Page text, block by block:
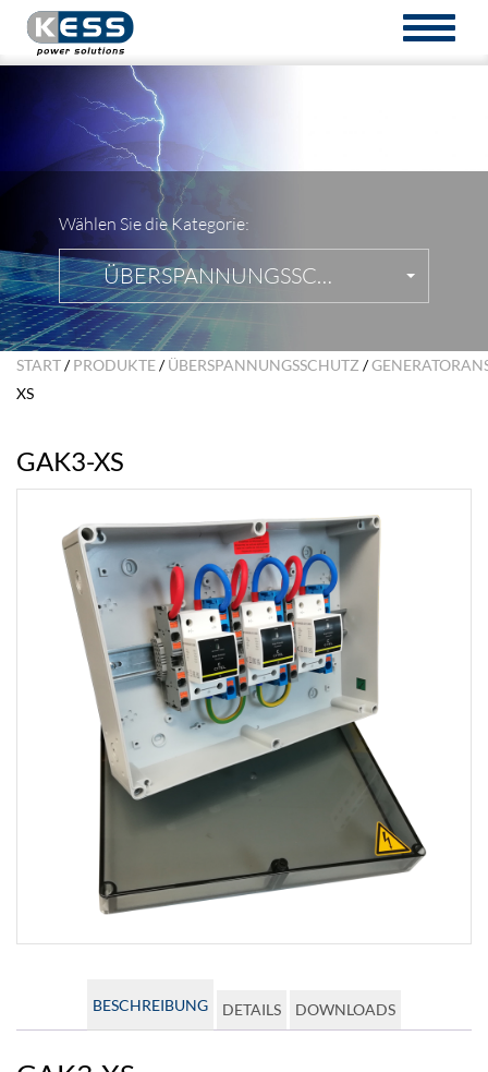
Wählen Sie die Kategorie:
ÜBERSPANNUNGSSCHUTZ
START/PRODUKTE/ÜBERSPANNUNGSSCHUTZ /
XS
GAK3-XS
BESCHREIBUNG DETAILS DOWNLOADS